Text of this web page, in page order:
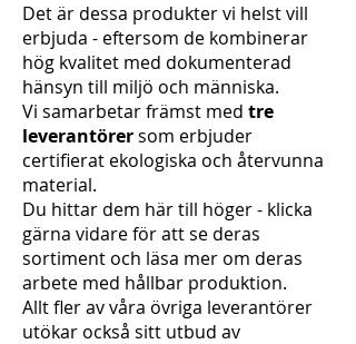
Det är dessa produkter vi helst vill
erbjuda - eftersom de kombinerar
hög kvalitet med dokumenterad
hänsyn till miljö och människa.
Vi samarbetar främst med tre
leverantörersom erbjuder
certifierat ekologiska och återvunna
material.
Du hittar dem här till höger - klicka
gärna vidare för att se deras
sortiment och läsa mer om deras
arbete med hållbar produktion.
Allt fler av våra övriga leverantörer
utökar också sitt utbud av